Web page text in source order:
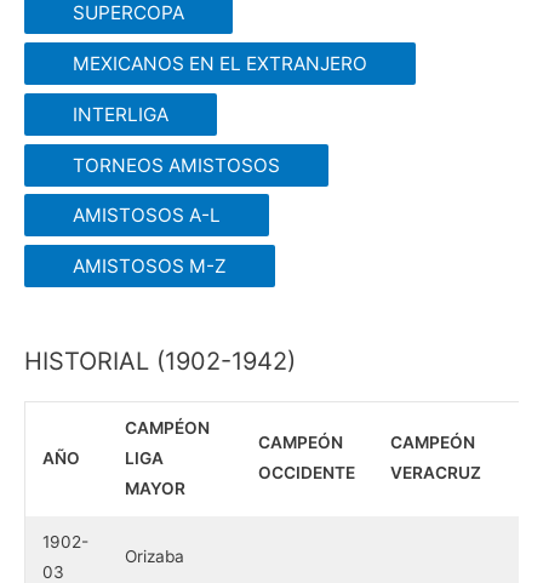
SUPERCOPA
MEXICANOS EN EL EXTRANJERO
INTERLIGA
TORNEOS AMISTOSOS
AMISTOSOS A-L
AMISTOSOS M-Z
HISTORIAL (1902-1942)
AÑO
CAMPÉON
LIGA
MAYOR
CAMPEÓN
OCCIDENTE
CAMPEÓN
VERACRUZ
1902-
03
Orizaba